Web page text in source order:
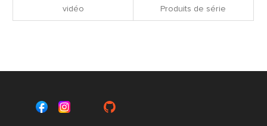
vidéo Produits de série